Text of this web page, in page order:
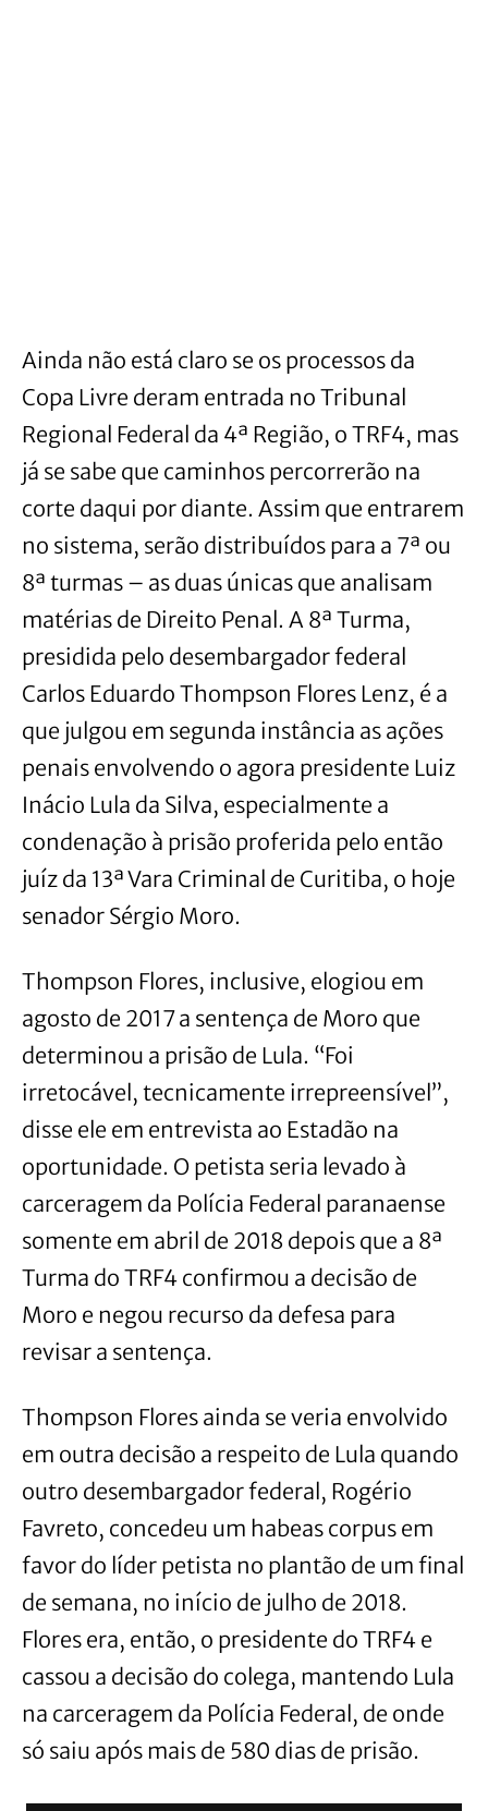
Ainda não está claro se os processos da
Copa Livre deram entrada no Tribunal
Regional Federal da 4ª Região, o TRF4, mas
já se sabe que caminhos percorrerão na
corte daqui por diante. Assim que entrarem
no sistema, serão distribuídos para a 7ª ou
8ª turmas – as duas únicas que analisam
matérias de Direito Penal. A 8ª Turma,
presidida pelo desembargador federal
Carlos Eduardo Thompson Flores Lenz, é a
que julgou em segunda instância as ações
penais envolvendo o agora presidente Luiz
Inácio Lula da Silva, especialmente a
condenação à prisão proferida pelo então
juíz da 13ª Vara Criminal de Curitiba, o hoje
senador Sérgio Moro.
Thompson Flores, inclusive, elogiou em
agosto de 2017 a sentença de Moro que
determinou a prisão de Lula. “Foi
irretocável, tecnicamente irrepreensível”,
disse ele em entrevista ao Estadão na
oportunidade. O petista seria levado à
carceragem da Polícia Federal paranaense
somente em abril de 2018 depois que a 8ª
Turma do TRF4 confirmou a decisão de
Moro e negou recurso da defesa para
revisar a sentença.
Thompson Flores ainda se veria envolvido
em outra decisão a respeito de Lula quando
outro desembargador federal, Rogério
Favreto, concedeu um habeas corpus em
favor do líder petista no plantão de um final
de semana, no início de julho de 2018.
Flores era, então, o presidente do TRF4 e
cassou a decisão do colega, mantendo Lula
na carceragem da Polícia Federal, de onde
só saiu após mais de 580 dias de prisão.